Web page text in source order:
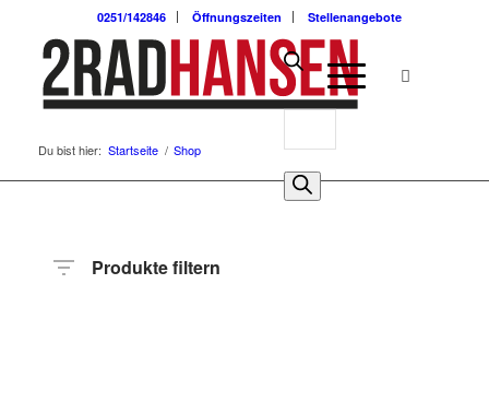
0251/142846 Öffnungszeiten Stellenangebote
Du bist hier: Startseite / Shop
Produkte filtern